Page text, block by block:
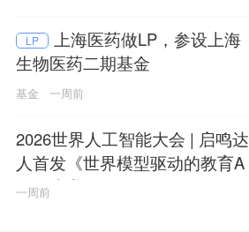
LP
上海医药做LP，参设上海
生物医药二期基金
基金 一周前
2026世界人工智能大会 | 启鸣达
人首发《世界模型驱动的教育A
GI白皮书》
一周前